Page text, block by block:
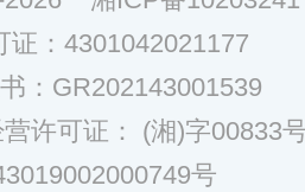
证：4301042021177
：GR202143001539
许可证： (湘)字00833
号